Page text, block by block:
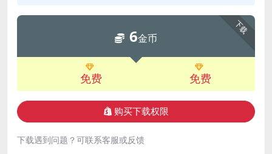
下载
6金币
免费 免费
购买下载权限
下载遇到问题？可联系客服或反馈